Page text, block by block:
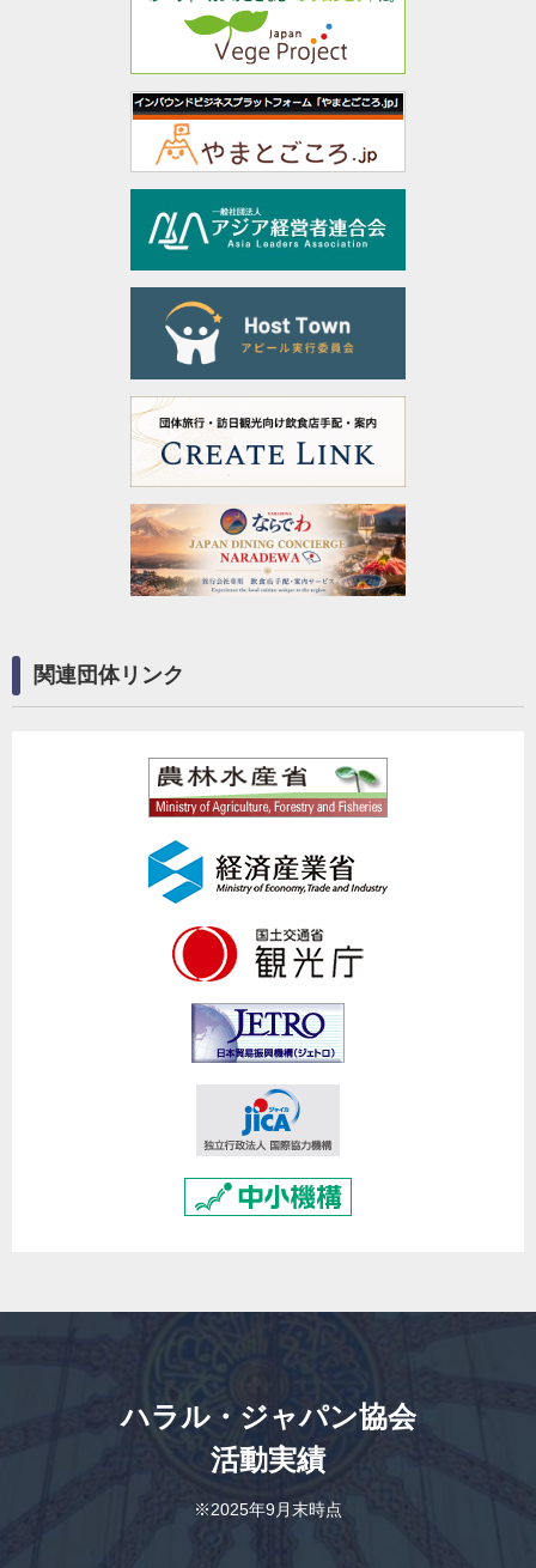
関連団体リンク
ハラル・ジャパン協会
活動実績
※2025年9月末時点